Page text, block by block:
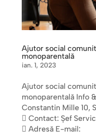
Ajutor social
monoparentală
ian. 1, 2023
Ajutor social
monoparentală Info
Constantin Mille 10,
 Contact: Șef
 Adresă E-mail: